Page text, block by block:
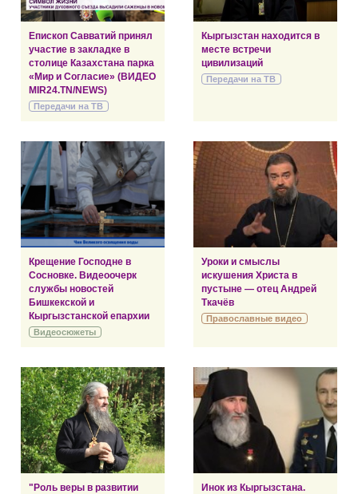
Епископ Савватий принял
участие в закладке в
столице Казахстана парка
«Мир и Согласие» (ВИДЕО
MIR24.TN/NEWS)
Передачи на ТВ
Кыргызстан находится в
месте встречи
цивилизаций
Передачи на ТВ
Крещение Господне в
Сосновке. Видеоочерк
службы новостей
Бишкекской и
Кыргызстанской епархии
Видеосюжеты
Уроки и смыслы
искушения Христа в
пустыне — отец Андрей
Ткачёв
Православные видео
"Роль веры в развитии
Инок из Кыргызстана.